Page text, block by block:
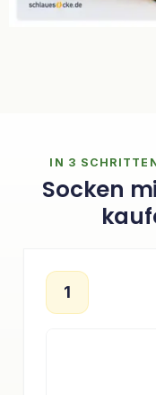
IN 3
Socken
1